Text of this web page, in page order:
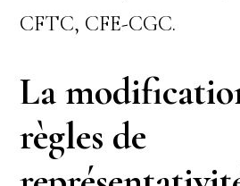
CFTC, CFE-CGC.
La
règles de